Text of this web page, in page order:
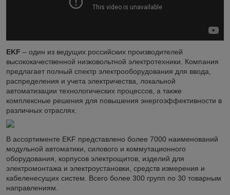
EKF – один из ведущих российских производителей
высококачественной низковольтной электротехники. Компания
предлагает полный спектр электрооборудования для ввода,
распределения и учета электричества, локальной
автоматизации технологических процессов, а также
комплексные решения для повышения энергоэффективности в
различных отраслях.
В ассортименте EKF представлено более 7000 наименований
модульной автоматики, силового и коммутационного
оборудования, корпусов электрощитов, изделий для
электромонтажа и электроустановки, средств измерения и
кабеленесущих систем. Всего более 300 групп по 30 товарным
направлениям.